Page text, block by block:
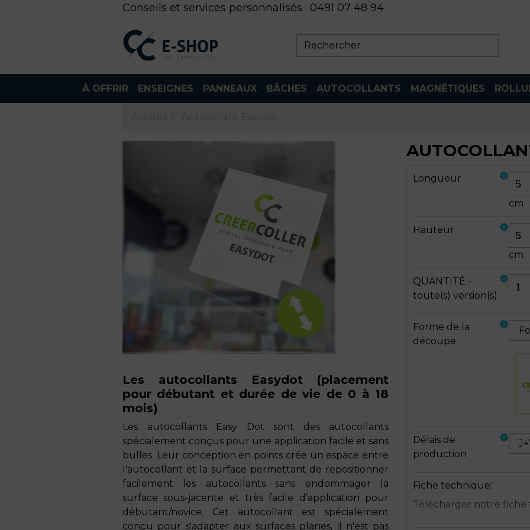
Conseils et services personnalisés : 0491 07 48 94
À OFFRIR ENSEIGNES PANNEAUX BÂCHES AUTOCOLLANTS MAGNÉTIQUES
Les autocollants Easydot (placement
pour débutant et durée de vie de 0 à 18
mois)
Les autocollants Easy Dot sont des autocollants
spécialement conçus pour une application facile et sans
bulles. Leur conception en points crée un espace entre
l'autocollant et la surface permettant de repositionner
facilement les autocollants sans endommager la
surface sous-jacente et très facile d’application pour
débutant/novice. Cet autocollant est spécialement
conçu pour s'adapter aux surfaces planes, il n'est pas
Longueur info
cm
Hauteur info
cm
QUANTITÉ -
toute(s) version(s)
info
Forme de la
découpe
info
Délais de
production
info
Fiche technique:
Télécharger notre fiche